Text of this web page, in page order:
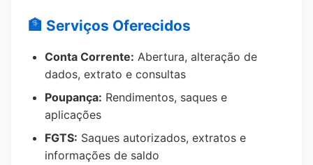
🏦 Serviços Oferecidos
Conta Corrente: Abertura, alteração de
dados, extrato e consultas
Poupança: Rendimentos, saques e
aplicações
FGTS: Saques autorizados, extratos e
informações de saldo